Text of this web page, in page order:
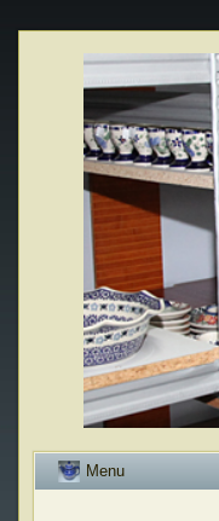
Menu